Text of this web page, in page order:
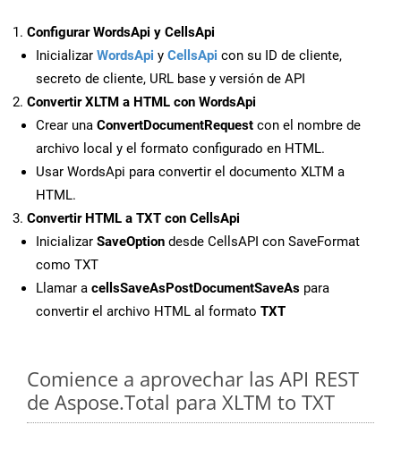
Configurar WordsApi y CellsApi
Inicializar WordsApi y CellsApi con su ID de cliente,
secreto de cliente, URL base y versión de API
Convertir XLTM a HTML con WordsApi
Crear una ConvertDocumentRequest con el nombre de
archivo local y el formato configurado en HTML.
Usar WordsApi para convertir el documento XLTM a
HTML.
Convertir HTML a TXT con CellsApi
Inicializar SaveOption desde CellsAPI con SaveFormat
como TXT
Llamar a cellsSaveAsPostDocumentSaveAs para
convertir el archivo HTML al formato TXT
Comience a aprovechar las API REST
de Aspose.Total para XLTM to TXT